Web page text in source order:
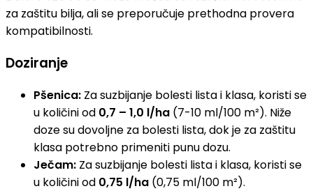
za zaštitu bilja, ali se preporučuje prethodna provera
kompatibilnosti.
Doziranje
Pšenica: Za suzbijanje bolesti lista i klasa, koristi se
u količini od 0,7 – 1,0 l/ha (7-10 ml/100 m²). Niže
doze su dovoljne za bolesti lista, dok je za zaštitu
klasa potrebno primeniti punu dozu.
Ječam: Za suzbijanje bolesti lista i klasa, koristi se
u količini od 0,75 l/ha (0,75 ml/100 m²).